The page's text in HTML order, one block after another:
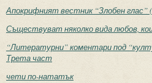
Апокрифният вестник “Злобен глас”
Съществуват няколко вида любов,
“Литературни” коментари под
Трета част
чети по-нататък